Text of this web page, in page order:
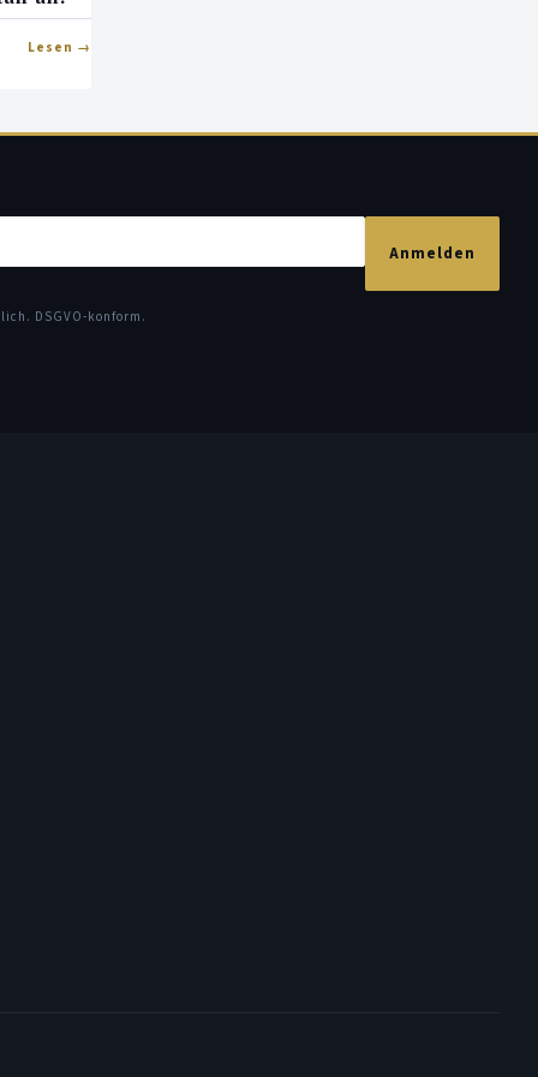
Lesen
Anmelden
DSGVO-konform.